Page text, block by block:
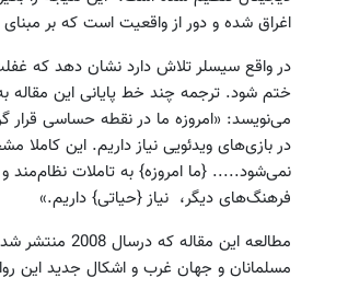
اغراق شده و دور از واقعیت است که بر
در واقع سیسلر تلاش دارد نشان دهد که
ختم شود. ترجمه‌ چند خط پایانی این
می‌نویسد: «امروزه ما در نقطه‌ حساسی قرار
در بازی‌های ویدئویی نیاز داریم. این
نمی‌شود..... {ما امروزه} به تاملات نظام‌مند و
فرهنگ‌های دیگر، نیاز {حیاتی} داریم.»
مطالعه این
مسلمانان و جهان غرب و اشکال جدید این